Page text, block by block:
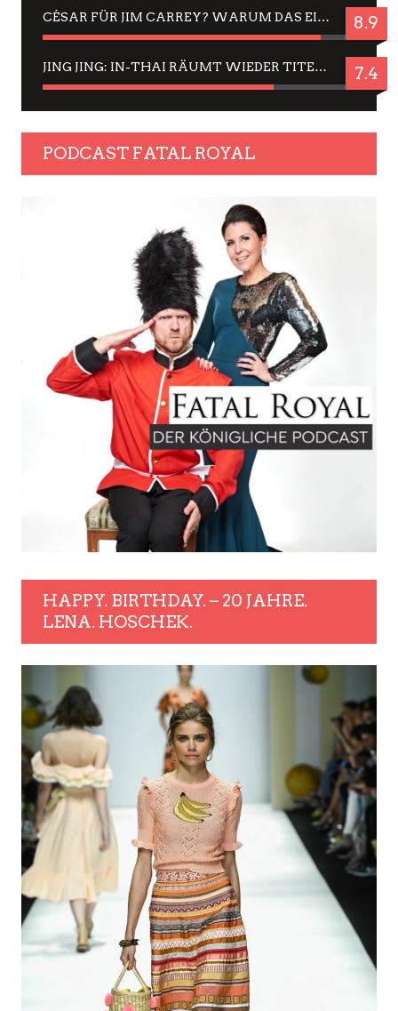
CÉSAR FÜR JIM CARREY? WARUM DAS EINER DER NERVIGSTEN ACTORS IST UND BLEIBT 8.9
JING JING: IN-THAI RÄUMT WIEDER TITEL AB – EIN ZWEI-STUNDEN-ERLEBNISBERICHT 7.4
PODCAST FATAL ROYAL
HAPPY. BIRTHDAY. – 20 JAHRE.
LENA. HOSCHEK.